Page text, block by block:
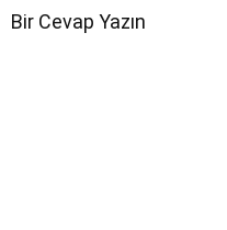
Bir Cevap Yazın